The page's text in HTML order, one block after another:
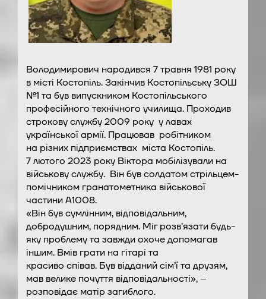
Володимирович народився 7 травня 1981 року
в місті Костопіль. Закінчив Костопільську ЗОШ
№1 та був випускником Костопільського
професійного технічного училища. Проходив
строкову службу 2009 року у лавах
української армії. Працював робітником
на різних підприємствах міста Костопіль.
7 лютого 2023 року Віктора мобілізували на
військову службу. Він був солдатом стрільцем-
помічником гранатометника військової
частини А1008.
«Він був сумлінним, відповідальним,
добродушним, порядним. Міг розв’язати будь-
яку проблему та завжди охоче допомагав
іншим. Вмів грати на гітарі та
красиво співав. Був відданий сім’ї та друзям,
мав велике почуття відповідальності», –
розповідає матір загиблого.